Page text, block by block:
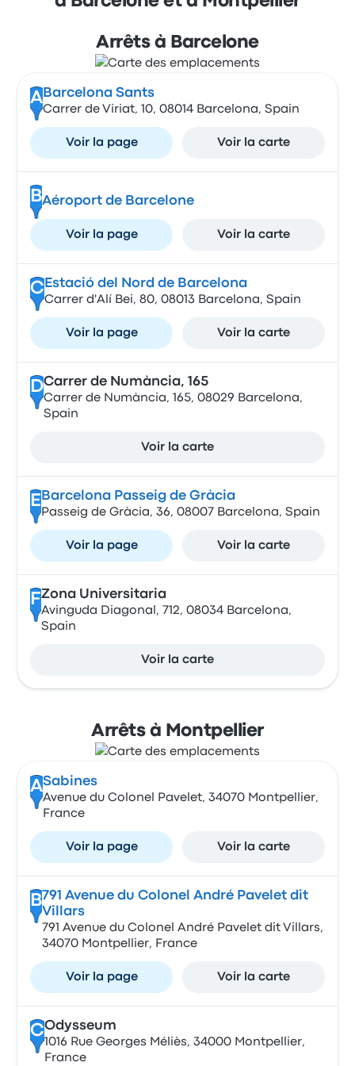
Arrêts à Barcelone
A Barcelona Sants
Carrer de Viriat, 10, 08014 Barcelona, Spain
Voir la page Voir la carte
BAéroport de Barcelone
Voir la page Voir la carte
CEstació del Nord de Barcelona
Carrer d'Alí Bei, 80, 08013 Barcelona, Spain
Voir la page Voir la carte
DCarrer de Numància, 165
Carrer de Numància, 165, 08029 Barcelona,
Spain
Voir la carte
E Barcelona Passeig de Gràcia
Passeig de Gràcia, 36, 08007 Barcelona, Spain
Voir la page Voir la carte
FZona Universitaria
Avinguda Diagonal, 712, 08034 Barcelona,
Spain
Voir la carte
Arrêts à Montpellier
ASabines
Avenue du Colonel Pavelet, 34070 Montpellier,
France
Voir la page Voir la carte
B791 Avenue du Colonel André Pavelet dit
Villars
791 Avenue du Colonel André Pavelet dit Villars,
34070 Montpellier, France
Voir la page Voir la carte
COdysseum
1016 Rue Georges Méliès, 34000 Montpellier,
France